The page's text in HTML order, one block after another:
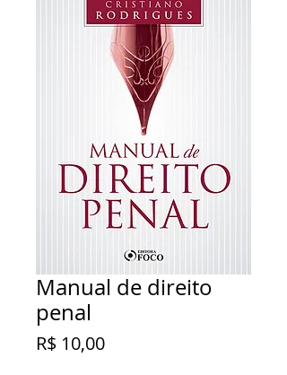
Manual de direito
penal
R$ 10,00Preço